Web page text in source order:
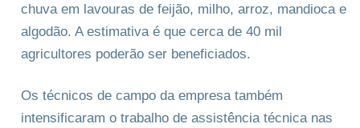
chuva em lavouras de feijão, milho, arroz, mandioca e
algodão. A estimativa é que cerca de 40 mil
agricultores poderão ser beneficiados.
Os técnicos de campo da empresa também
intensificaram o trabalho de assistência técnica nas